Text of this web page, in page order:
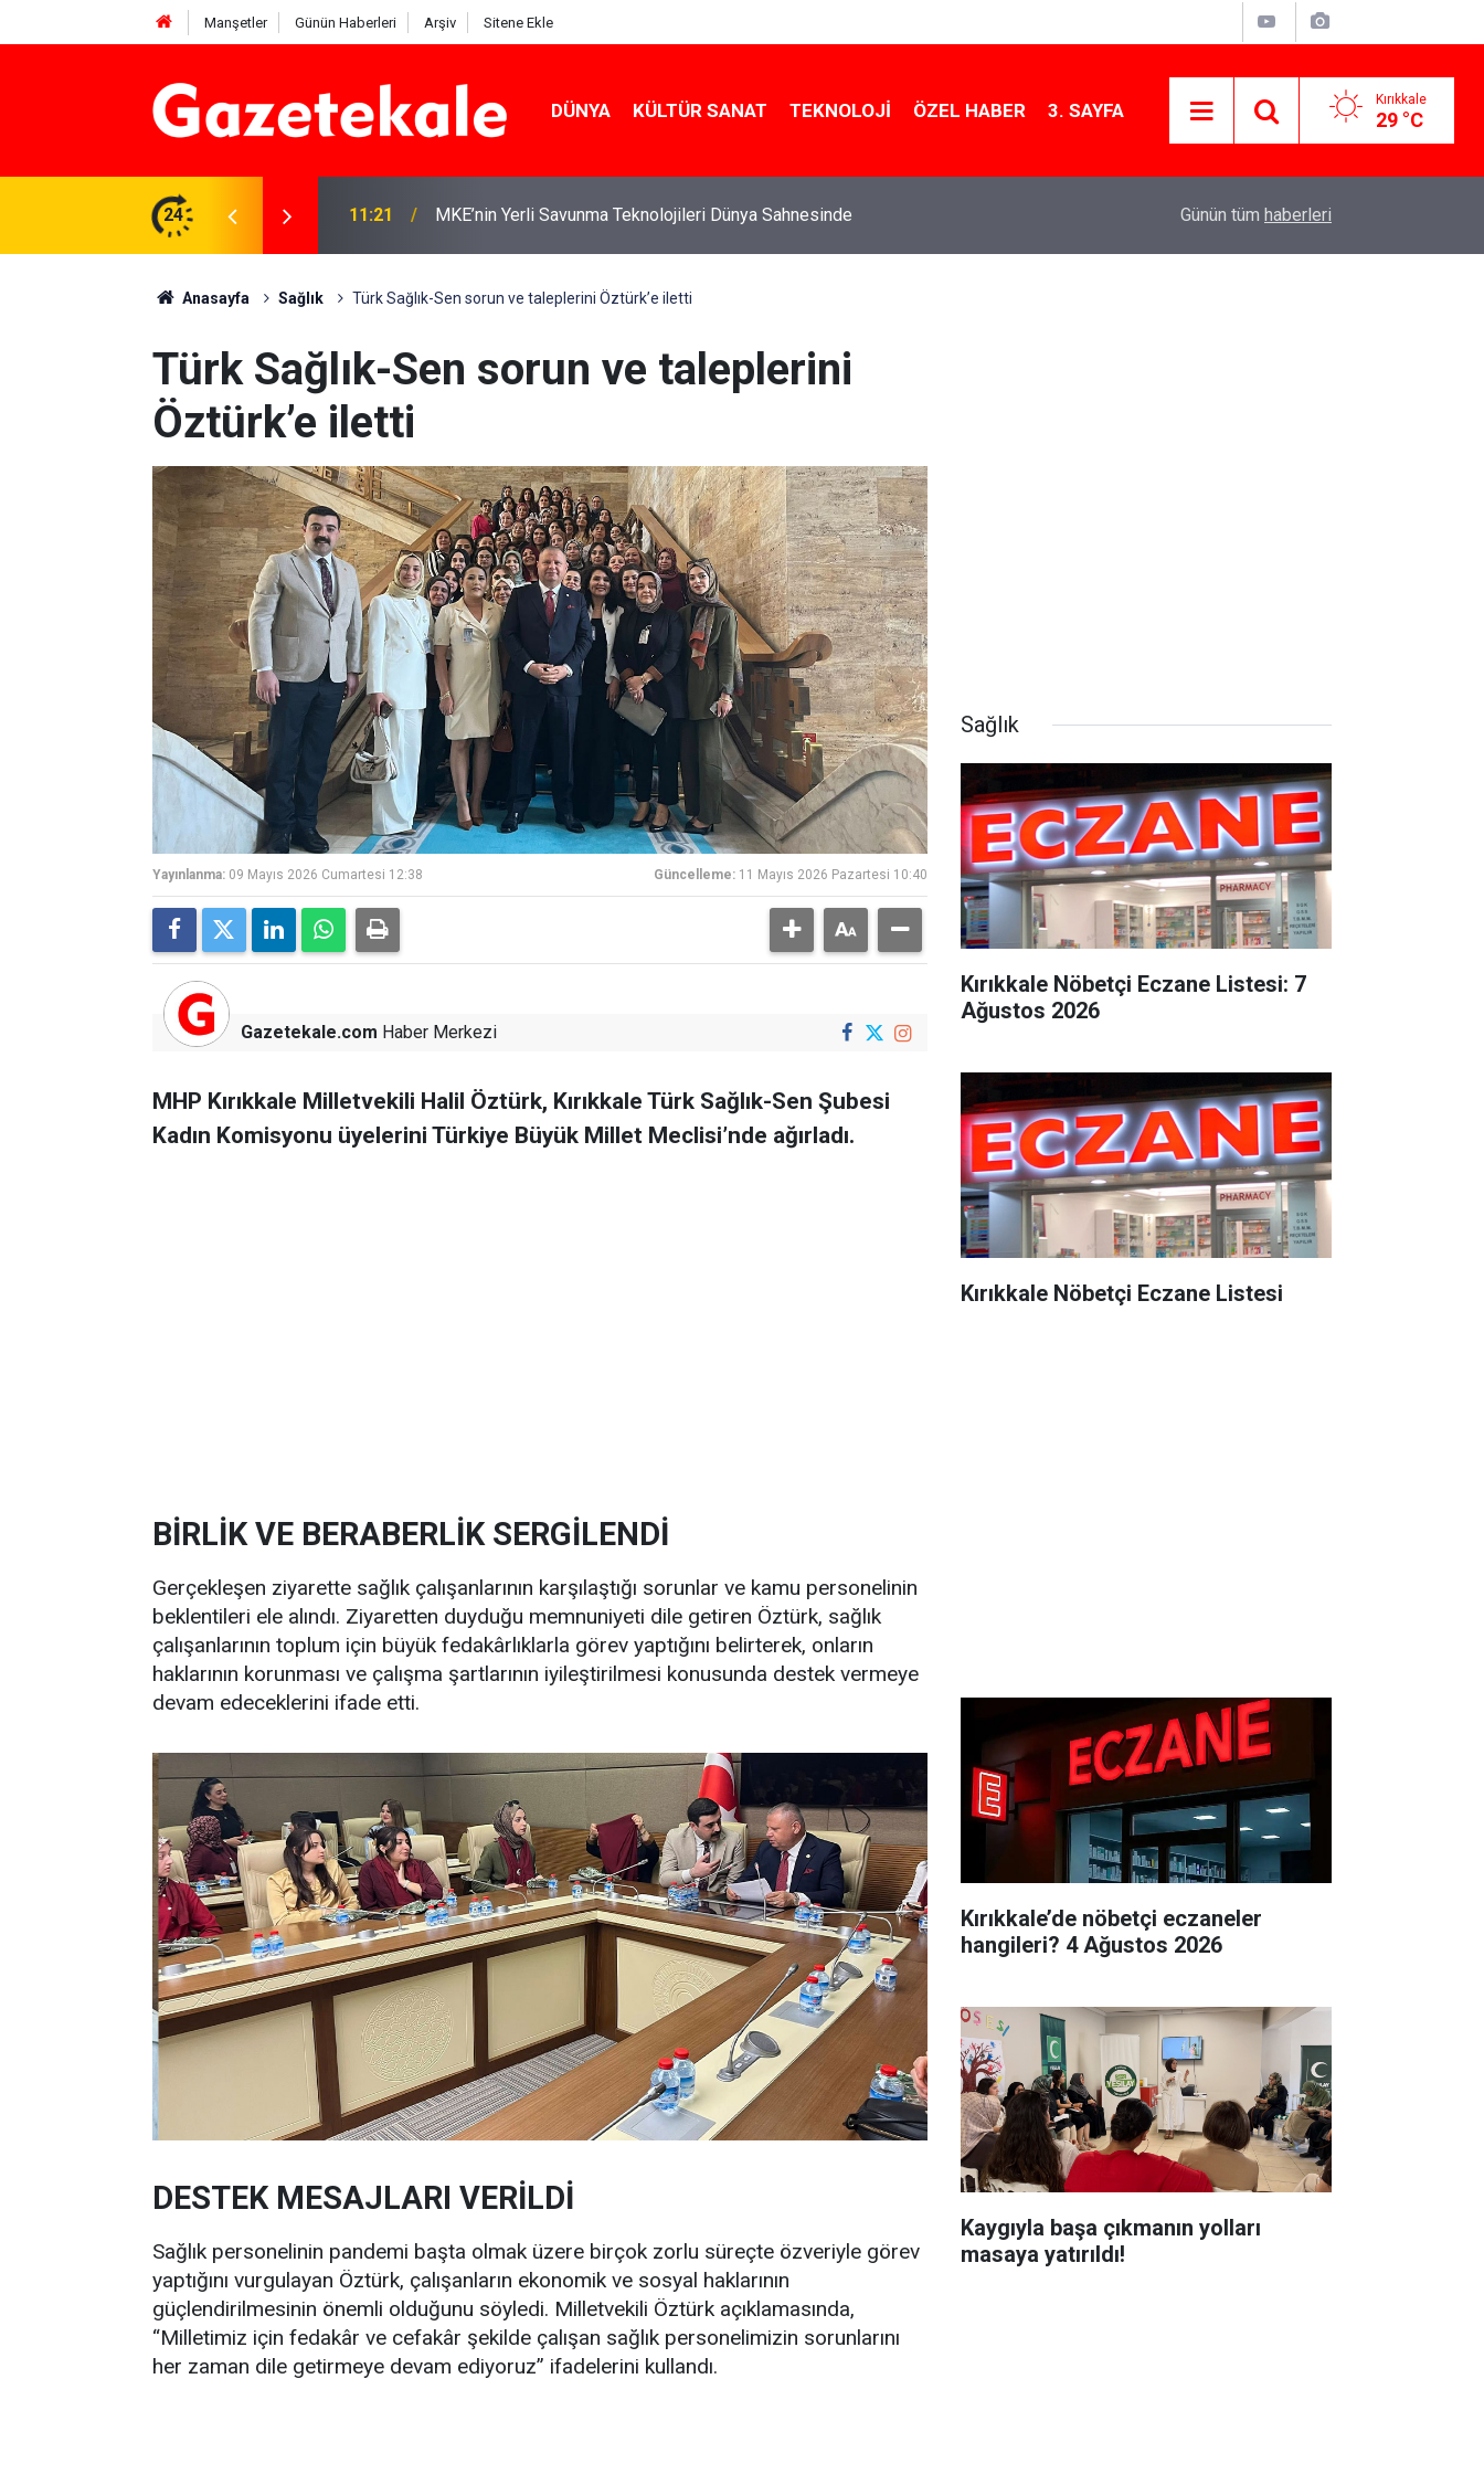
Manşetler Günün Haberleri Arşiv Sitene Ekle
DÜNYA KÜLTÜR SANAT TEKNOLOJI ÖZEL HABER 3. SAYFA Kırıkkale
29 °C
24 11:21 MKE’nin Yerli Savunma Teknolojileri Dünya Sahnesinde Günün tüm haberleri
Anasayfa Sağlık Türk Sağlık-Sen sorun ve taleplerini Öztürk’e iletti
Türk Sağlık-Sen sorun ve taleplerini
Öztürk’e iletti
Yayınlanma: 09 Mayıs 2026 Cumartesi 12:38 Güncelleme: 11 Mayıs 2026 Pazartesi 10:40
Gazetekale.com Haber Merkezi
MHP Kırıkkale Milletvekili Halil Öztürk, Kırıkkale Türk Sağlık-Sen Şubesi
Kadın Komisyonu üyelerini Türkiye Büyük Millet Meclisi’nde ağırladı.
BİRLİK VE BERABERLİK SERGİLENDİ
Gerçekleşen ziyarette sağlık çalışanlarının karşılaştığı sorunlar ve kamu personelinin
beklentileri ele alındı. Ziyaretten duyduğu memnuniyeti dile getiren Öztürk, sağlık
çalışanlarının toplum için büyük fedakârlıklarla görev yaptığını belirterek, onların
haklarının korunması ve çalışma şartlarının iyileştirilmesi konusunda destek vermeye
devam edeceklerini ifade etti.
DESTEK MESAJLARI VERİLDİ
Sağlık personelinin pandemi başta olmak üzere birçok zorlu süreçte özveriyle görev
yaptığını vurgulayan Öztürk, çalışanların ekonomik ve sosyal haklarının
güçlendirilmesinin önemli olduğunu söyledi. Milletvekili Öztürk açıklamasında,
“Milletimiz için fedakâr ve cefakâr şekilde çalışan sağlık personelimizin sorunlarını
her zaman dile getirmeye devam ediyoruz” ifadelerini kullandı.
Sağlık
Kırıkkale Nöbetçi Eczane Listesi: 7
Ağustos 2026
Kırıkkale Nöbetçi Eczane Listesi
Kırıkkale’de nöbetçi eczaneler
hangileri? 4 Ağustos 2026
Kaygıyla başa çıkmanın yolları
masaya yatırıldı!